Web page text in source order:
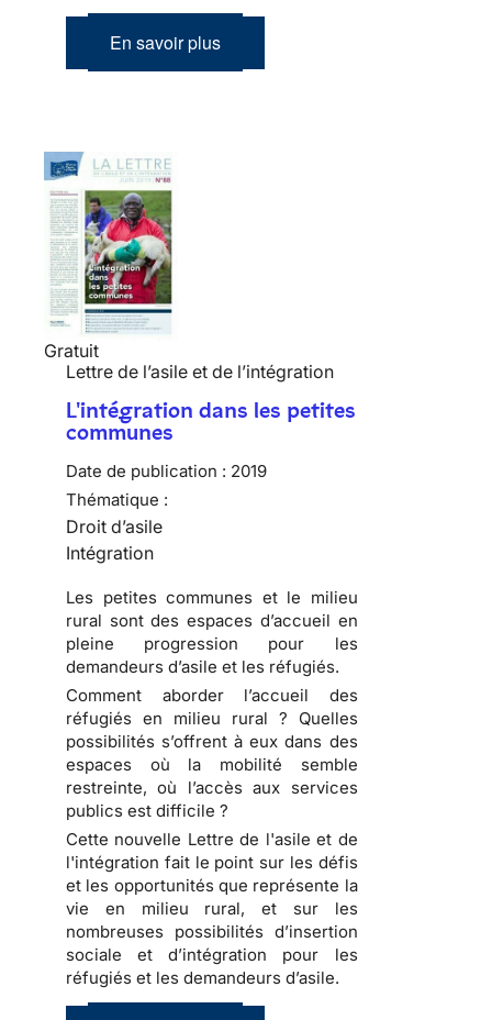
En savoir plus
Gratuit
Lettre de l’asile et de l’intégration
L'intégration dans les petites
communes
Date de publication : 2019
Thématique :
Droit d’asile
Intégration
Les petites communes et le milieu
rural sont des espaces d’accueil en
pleine progression pour les
demandeurs d’asile et les réfugiés.
Comment aborder l’accueil des
réfugiés en milieu rural ? Quelles
possibilités s’offrent à eux dans des
espaces où la mobilité semble
restreinte, où l’accès aux services
publics est difficile ?
Cette nouvelle Lettre de l'asile et de
l'intégration fait le point sur les défis
et les opportunités que représente la
vie en milieu rural, et sur les
nombreuses possibilités d’insertion
sociale et d’intégration pour les
réfugiés et les demandeurs d’asile.